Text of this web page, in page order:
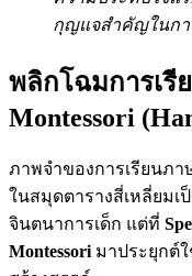
กุญแจสำคัญในกา
พลิกโฉมการเรี
Montessori
ภาพจำของการเรียนภา
ในสมุดตารางสี่เหลี่ยมเ
จินตนาการเด็ก แต่ที่
Montessori มาประยุกต์ใ